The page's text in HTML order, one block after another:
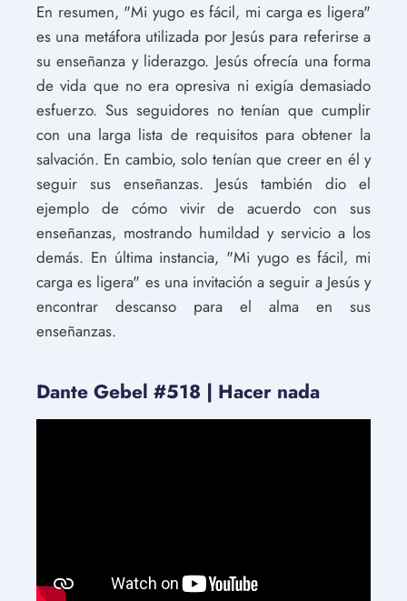
En resumen, "Mi yugo es fácil, mi carga es ligera"
es una metáfora utilizada por Jesús para referirse a
su enseñanza y liderazgo. Jesús ofrecía una forma
de vida que no era opresiva ni exigía demasiado
esfuerzo. Sus seguidores no tenían que cumplir
con una larga lista de requisitos para obtener la
salvación. En cambio, solo tenían que creer en él y
seguir sus enseñanzas. Jesús también dio el
ejemplo de cómo vivir de acuerdo con sus
enseñanzas, mostrando humildad y servicio a los
demás. En última instancia, "Mi yugo es fácil, mi
carga es ligera" es una invitación a seguir a Jesús y
encontrar descanso para el alma en sus
enseñanzas.
Dante Gebel #518 | Hacer nada